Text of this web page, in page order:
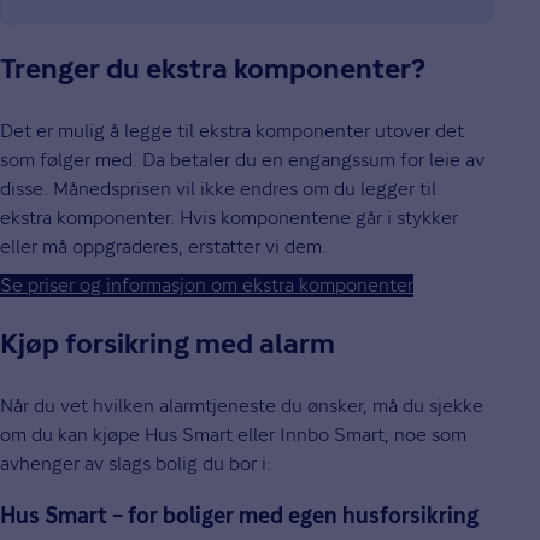
Trenger du ekstra komponenter?
Det er mulig å legge til ekstra komponenter utover det
som følger med. Da betaler du en engangssum for leie av
disse. Månedsprisen vil ikke endres om du legger til
ekstra komponenter. Hvis komponentene går i stykker
eller må oppgraderes, erstatter vi dem.
Se priser og informasjon om ekstra komponenter
Kjøp forsikring med alarm
Når du vet hvilken alarmtjeneste du ønsker, må du sjekke
om du kan kjøpe Hus Smart eller Innbo Smart, noe som
avhenger av slags bolig du bor i:
Hus Smart – for boliger med egen husforsikring